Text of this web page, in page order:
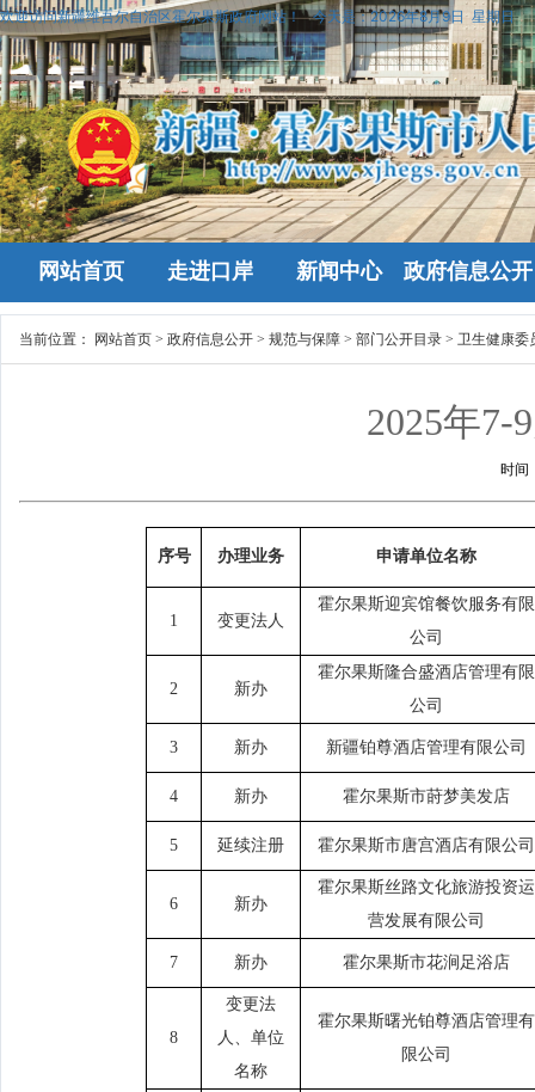
欢迎访问新疆维吾尔自治区霍尔果斯政府网站！ 今天是：2026年8月9日 星期日
网站首页 走进口岸 新闻中心 政府信息公开
当前位置： 网站首页 > 政府信息公开 > 规范与保障 > 部门公开目录 > 卫生健康委
2025年7-
时间
序号 办理业务 申请单位名称
1 变更法人
霍尔果斯迎宾馆餐饮服务有限
公司
2 新办
霍尔果斯隆合盛酒店管理有限
公司
3 新办 新疆铂尊酒店管理有限公司
4 新办 霍尔果斯市莳梦美发店
5 延续注册 霍尔果斯市唐宫酒店有限公司
6 新办
霍尔果斯丝路文化旅游投资运
营发展有限公司
7 新办 霍尔果斯市花涧足浴店
8
变更法
人、单位
名称
霍尔果斯曙光铂尊酒店管理有
限公司